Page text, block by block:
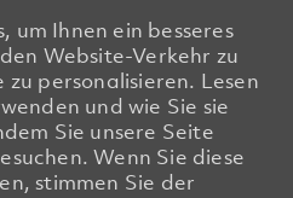
um Ihnen ein besseres
Website-Verkehr zu
personalisieren. Lesen
und wie Sie sie
Sie unsere Seite
Wenn Sie diese
stimmen Sie der